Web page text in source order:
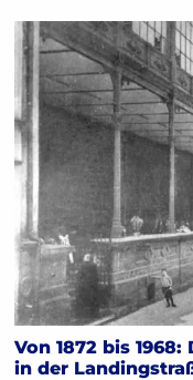
Von 1872 bis
in der